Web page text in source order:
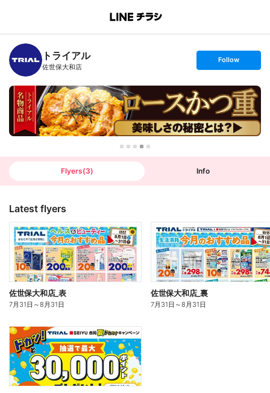
B
n
c
h
T
トライアル
佐世保大和店
s
t
o
l
w
Follow
Flyers(3) Info
Latest flyers
佐世保大和店_表
7月31日 ～8月31日
佐世保大和店_裏
7月31日 ～8月31日